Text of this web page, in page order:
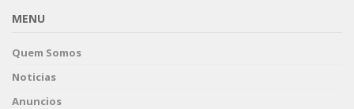
MENU
Quem Somos
Noticias
Anuncios